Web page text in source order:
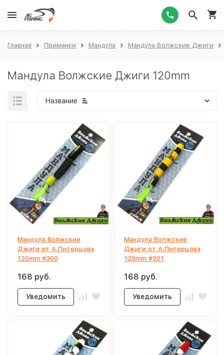
Главная Приманки Мандула Мандула Волжские Джиги
Мандула Волжские Джиги 120mm
Название
Мандула Волжские
Джиги от А.Питерцова
120mm #300
168 руб.
Уведомить
Мандула Волжские
Джиги от А.Питерцова
120mm #301
168 руб.
Уведомить